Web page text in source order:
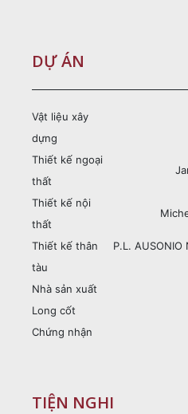
DỰ ÁN
Vật liệu xây
dựng
Thiết kế ngoại
thất
Thiết kế nội
thất
Thiết kế thân
tàu
P.L.
Nhà sản xuất
Long cốt
Chứng nhận
TIỆN NGHI